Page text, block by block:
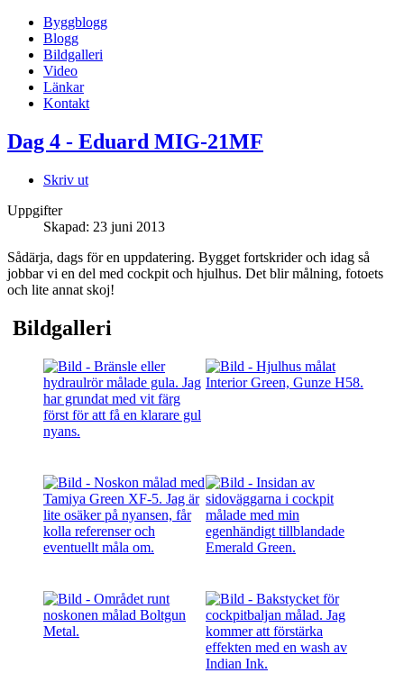
Byggblogg
Blogg
Bildgalleri
Video
Länkar
Kontakt
Dag 4 - Eduard MIG-21MF
Skriv ut
Uppgifter
Skapad: 23 juni 2013
Sådärja, dags för en uppdatering. Bygget fortskrider och idag så
jobbar vi en del med cockpit och hjulhus. Det blir målning, fotoets
och lite annat skoj!
Bildgalleri